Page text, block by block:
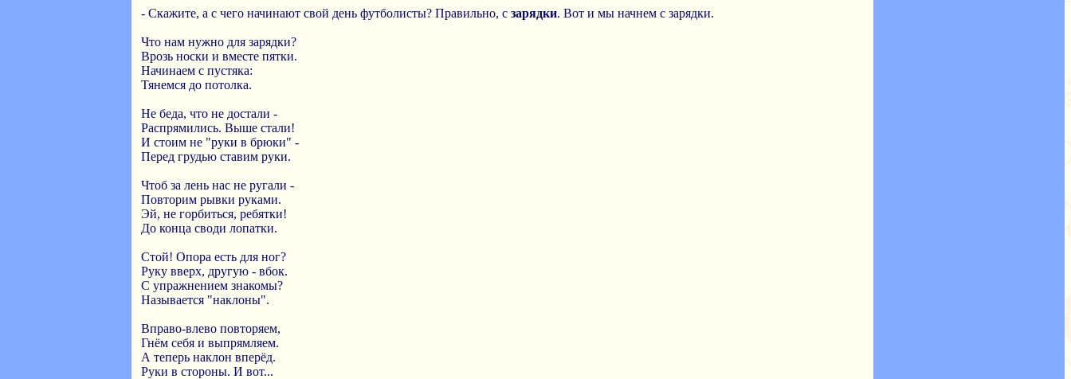
- Скажите, а с чего начинают свой день футболисты? Правильно, с зарядки. Вот и мы начнем с зарядки.
Что нам нужно для зарядки?
Врозь носки и вместе пятки.
Начинаем с пустяка:
Тянемся до потолка.
Не беда, что не достали -
Распрямились. Выше стали!
И стоим не "руки в брюки" -
Перед грудью ставим руки.
Чтоб за лень нас не ругали -
Повторим рывки руками.
Эй, не горбиться, ребятки!
До конца своди лопатки.
Стой! Опора есть для ног?
Руку вверх, другую - вбок.
С упражнением знакомы?
Называется "наклоны".
Вправо-влево повторяем,
Гнём себя и выпрямляем.
А теперь наклон вперёд.
Руки в стороны. И вот...